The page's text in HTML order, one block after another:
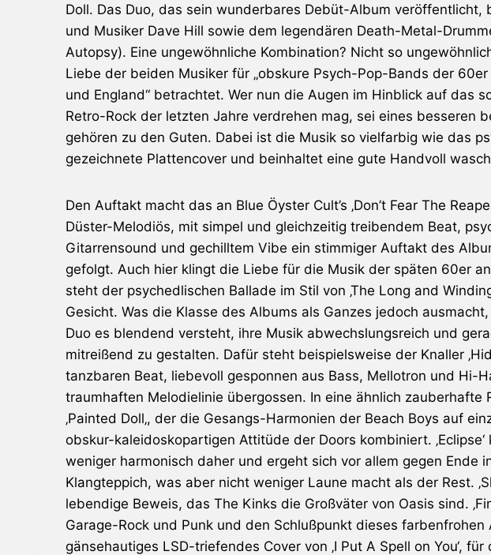
Doll. Das Duo, das sein wunderbares Debüt-Album veröffentlicht,
und Musiker Dave Hill sowie dem legendären Death-Metal-
Autopsy). Eine ungewöhnliche Kombination? Nicht so
Liebe der beiden Musiker für „obskure Psych-Pop-Bands der
und England“ betrachtet. Wer nun die Augen im Hinblick auf das
Retro-Rock der letzten Jahre verdrehen mag, sei eines besseren
gehören zu den Guten. Dabei ist die Musik so vielfarbig wie das
gezeichnete Plattencover und beinhaltet eine gute Handvoll
Den Auftakt macht das an Blue Öyster Cult’s ‚Don’t Fear The
Düster-Melodiös, mit simpel und gleichzeitig treibendem Beat,
Gitarrensound und gechilltem Vibe ein stimmiger Auftakt des
gefolgt. Auch hier klingt die Liebe für die Musik der späten 60er
steht der psychedlischen Ballade im Stil von ‚The Long and
Gesicht. Was die Klasse des Albums als Ganzes jedoch
Duo es blendend versteht, ihre Musik abwechslungsreich und
mitreißend zu gestalten. Dafür steht beispielsweise der Knaller
tanzbaren Beat, liebevoll gesponnen aus Bass, Mellotron und Hi-
traumhaften Melodielinie übergossen. In eine ähnlich zauberhafte
‚Painted Doll‚, der die Gesangs-Harmonien der Beach Boys auf
obskur-kaleidoskopartigen Attitüde der Doors kombiniert.
weniger harmonisch daher und ergeht sich vor allem gegen Ende
Klangteppich, was aber nicht weniger Laune macht als der Rest.
lebendige Beweis, das The Kinks die Großväter von Oasis sind.
Garage-Rock und Punk und den Schlußpunkt dieses farbenfrohen
gänsehautiges LSD-triefendes Cover von ‚I Put A Spell on You‘,